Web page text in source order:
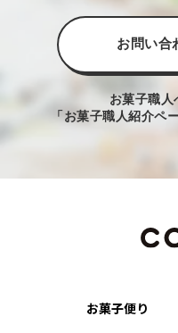
お問い合
お菓子職人
「お菓子職人紹介ペ
お菓子便り